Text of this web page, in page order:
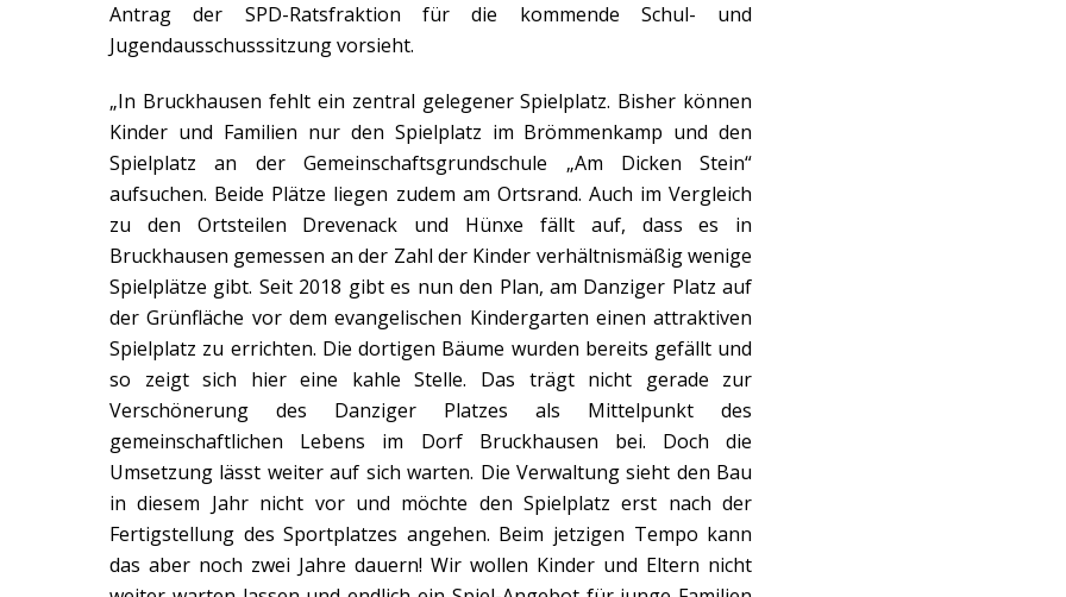
Antrag der SPD-Ratsfraktion für die kommende Schul- und
Jugendausschusssitzung vorsieht.
„In Bruckhausen fehlt ein zentral gelegener Spielplatz. Bisher können
Kinder und Familien nur den Spielplatz im Brömmenkamp und den
Spielplatz an der Gemeinschaftsgrundschule „Am Dicken Stein“
aufsuchen. Beide Plätze liegen zudem am Ortsrand. Auch im Vergleich
zu den Ortsteilen Drevenack und Hünxe fällt auf, dass es in
Bruckhausen gemessen an der Zahl der Kinder verhältnismäßig wenige
Spielplätze gibt. Seit 2018 gibt es nun den Plan, am Danziger Platz auf
der Grünfläche vor dem evangelischen Kindergarten einen attraktiven
Spielplatz zu errichten. Die dortigen Bäume wurden bereits gefällt und
so zeigt sich hier eine kahle Stelle. Das trägt nicht gerade zur
Verschönerung des Danziger Platzes als Mittelpunkt des
gemeinschaftlichen Lebens im Dorf Bruckhausen bei. Doch die
Umsetzung lässt weiter auf sich warten. Die Verwaltung sieht den Bau
in diesem Jahr nicht vor und möchte den Spielplatz erst nach der
Fertigstellung des Sportplatzes angehen. Beim jetzigen Tempo kann
das aber noch zwei Jahre dauern! Wir wollen Kinder und Eltern nicht